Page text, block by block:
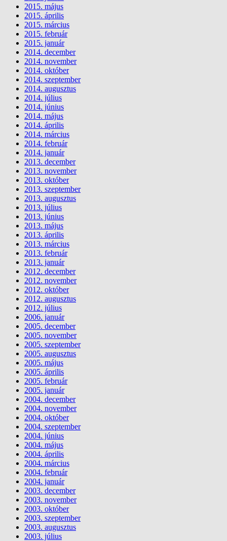
2015. május
2015. április
2015. március
2015. február
2015. január
2014. december
2014. november
2014. október
2014. szeptember
2014. augusztus
2014. július
2014. június
2014. május
2014. április
2014. március
2014. február
2014. január
2013. december
2013. november
2013. október
2013. szeptember
2013. augusztus
2013. július
2013. június
2013. május
2013. április
2013. március
2013. február
2013. január
2012. december
2012. november
2012. október
2012. augusztus
2012. július
2006. január
2005. december
2005. november
2005. szeptember
2005. augusztus
2005. május
2005. április
2005. február
2005. január
2004. december
2004. november
2004. október
2004. szeptember
2004. június
2004. május
2004. április
2004. március
2004. február
2004. január
2003. december
2003. november
2003. október
2003. szeptember
2003. augusztus
2003. július